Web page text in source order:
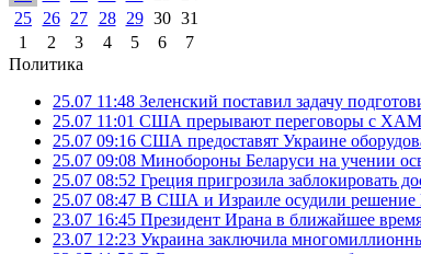
25
26 27 28 29 30 31
1
2 3 4 5 6
7
Политика
25.07 11:48 Зеленский поставил задачу
25.07 11:01 США прерывают переговоры с
25.07 09:16 США предоставят Украине
25.07 09:08 Минобороны Беларуси на учении
25.07 08:52 Греция пригрозила заблокировать
25.07 08:47 В США и Израиле осудили решение
23.07 16:45 Президент Ирана в ближайшее
23.07 12:23 Украина заключила